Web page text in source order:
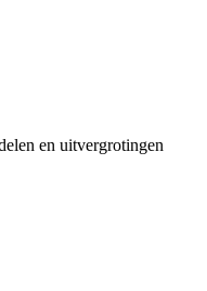
en uitvergrotingen